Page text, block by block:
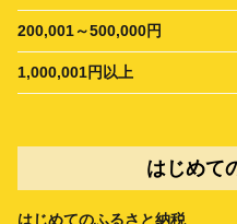
200,001～500,000円
1,000,001円以上
はじめて
はじめてのふるさと納税